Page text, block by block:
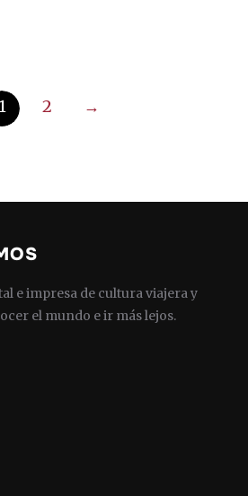
1 2 →
e impresa de cultura viajera y
el mundo e ir más lejos.